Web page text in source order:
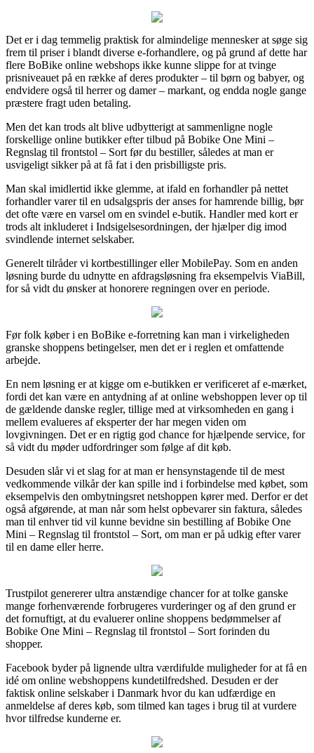
Det er i dag temmelig praktisk for almindelige mennesker at søge sig
frem til priser i blandt diverse e-forhandlere, og på grund af dette har
flere BoBike online webshops ikke kunne slippe for at tvinge
prisniveauet på en række af deres produkter – til børn og babyer, og
endvidere også til herrer og damer – markant, og endda nogle gange
præstere fragt uden betaling.
Men det kan trods alt blive udbytterigt at sammenligne nogle
forskellige online butikker efter tilbud på Bobike One Mini –
Regnslag til frontstol – Sort før du bestiller, således at man er
usvigeligt sikker på at få fat i den prisbilligste pris.
Man skal imidlertid ikke glemme, at ifald en forhandler på nettet
forhandler varer til en udsalgspris der anses for hamrende billig, bør
det ofte være en varsel om en svindel e-butik. Handler med kort er
trods alt inkluderet i Indsigelsesordningen, der hjælper dig imod
svindlende internet selskaber.
Generelt tilråder vi kortbestillinger eller MobilePay. Som en anden
løsning burde du udnytte en afdragsløsning fra eksempelvis ViaBill,
for så vidt du ønsker at honorere regningen over en periode.
Før folk køber i en BoBike e-forretning kan man i virkeligheden
granske shoppens betingelser, men det er i reglen et omfattende
arbejde.
En nem løsning er at kigge om e-butikken er verificeret af e-mærket,
fordi det kan være en antydning af at online webshoppen lever op til
de gældende danske regler, tillige med at virksomheden en gang i
mellem evalueres af eksperter der har megen viden om
lovgivningen. Det er en rigtig god chance for hjælpende service, for
så vidt du møder udfordringer som følge af dit køb.
Desuden slår vi et slag for at man er hensynstagende til de mest
vedkommende vilkår der kan spille ind i forbindelse med købet, som
eksempelvis den ombytningsret netshoppen kører med. Derfor er det
også afgørende, at man når som helst opbevarer sin faktura, således
man til enhver tid vil kunne bevidne sin bestilling af Bobike One
Mini – Regnslag til frontstol – Sort, om man er på udkig efter varer
til en dame eller herre.
Trustpilot genererer ultra anstændige chancer for at tolke ganske
mange forhenværende forbrugeres vurderinger og af den grund er
det fornuftigt, at du evaluerer online shoppens bedømmelser af
Bobike One Mini – Regnslag til frontstol – Sort forinden du
shopper.
Facebook byder på lignende ultra værdifulde muligheder for at få en
idé om online webshoppens kundetilfredshed. Desuden er der
faktisk online selskaber i Danmark hvor du kan udfærdige en
anmeldelse af deres køb, som tilmed kan tages i brug til at vurdere
hvor tilfredse kunderne er.